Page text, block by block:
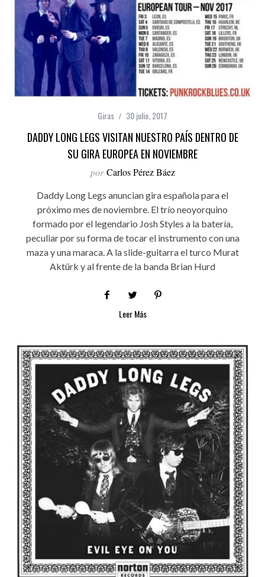
Giras 30 julio, 2017
DADDY LONG LEGS VISITAN NUESTRO PAÍS DENTRO DE
SU GIRA EUROPEA EN NOVIEMBRE
por Carlos Pérez Báez
Daddy Long Legs anuncian gira española para el
próximo mes de noviembre. El trío neoyorquino
formado por el legendario Josh Styles a la batería,
peculiar por su forma de tocar el instrumento con una
maza y una maraca. A la slide-guitarra el turco Murat
Aktürk y al frente de la banda Brian Hurd
Leer Más